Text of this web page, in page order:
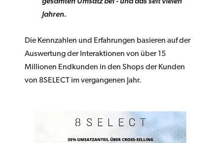
Jahren.
Die Kennzahlen und Erfahrungen basieren auf der
Auswertung der Interaktionen von über15
Millionen Endkunden in den Shops der Kunden
von 8SELECT im vergangenen Jahr.